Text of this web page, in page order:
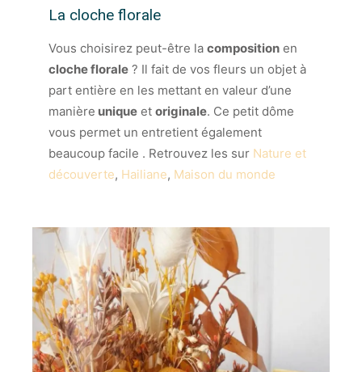
La cloche florale
Vous choisirez peut-être la composition en
cloche florale ? Il fait de vos fleurs un objet à
part entière en les mettant en valeur d’une
manière unique et originale. Ce petit dôme
vous permet un entretient également
beaucoup facile . Retrouvez les sur Nature et
découverte, Hailiane, Maison du monde